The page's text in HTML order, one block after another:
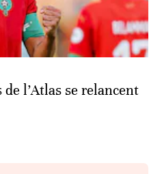
l’Atlas se relancent